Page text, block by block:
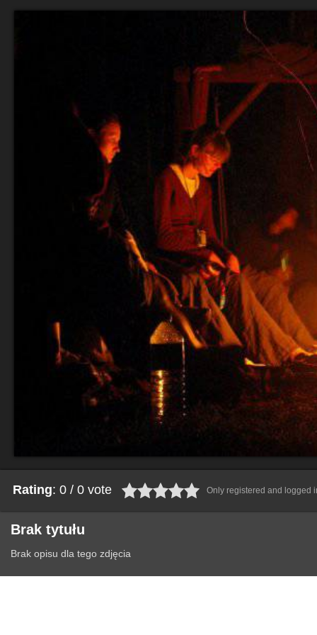
Rating: 0 / 0 vote Only registered and logged
Brak tytułu
Brak opisu dla tego zdjęcia